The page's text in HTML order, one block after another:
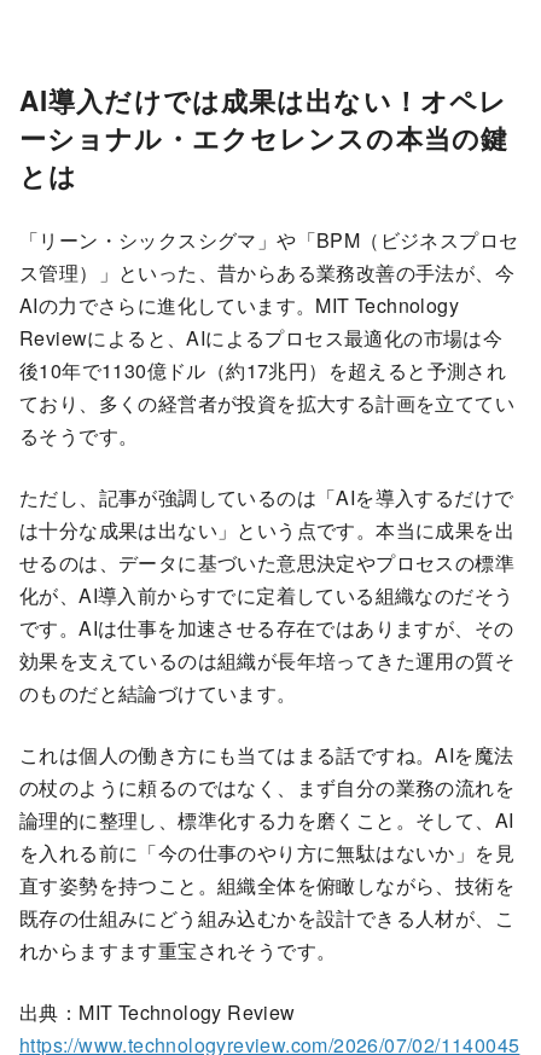
AI導入だけでは成果は出ない！オペレ
ーショナル・エクセレンスの本当の鍵
とは
「リーン・シックスシグマ」や「BPM（ビジネスプロセ
ス管理）」といった、昔からある業務改善の手法が、今
AIの力でさらに進化しています。MIT Technology
Reviewによると、AIによるプロセス最適化の市場は今
後10年で1130億ドル（約17兆円）を超えると予測され
ており、多くの経営者が投資を拡大する計画を立ててい
るそうです。
ただし、記事が強調しているのは「AIを導入するだけで
は十分な成果は出ない」という点です。本当に成果を出
せるのは、データに基づいた意思決定やプロセスの標準
化が、AI導入前からすでに定着している組織なのだそう
です。AIは仕事を加速させる存在ではありますが、その
効果を支えているのは組織が長年培ってきた運用の質そ
のものだと結論づけています。
これは個人の働き方にも当てはまる話ですね。AIを魔法
の杖のように頼るのではなく、まず自分の業務の流れを
論理的に整理し、標準化する力を磨くこと。そして、AI
を入れる前に「今の仕事のやり方に無駄はないか」を見
直す姿勢を持つこと。組織全体を俯瞰しながら、技術を
既存の仕組みにどう組み込むかを設計できる人材が、こ
れからますます重宝されそうです。
出典：MIT Technology Review
https://www.technologyreview.com/2026/07/02/1140045